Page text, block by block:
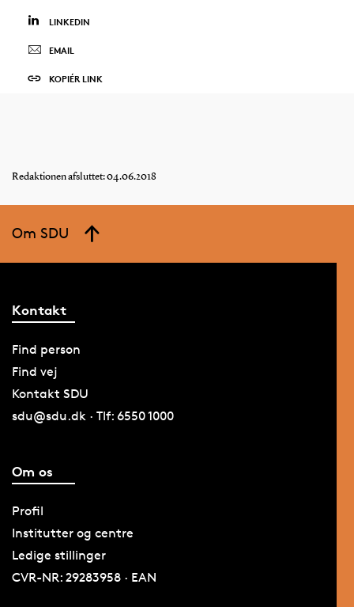
LINKEDIN
EMAIL
KOPIÉR LINK
Redaktionen afsluttet: 04.06.2018
Om SDU
Kontakt
Find person
Find vej
Kontakt SDU
sdu@sdu.dk · Tlf: 6550 1000
Om os
Profil
Institutter og centre
Ledige stillinger
CVR-NR: 29283958 · EAN